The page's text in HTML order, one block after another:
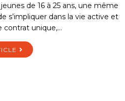
de 16 à 25 ans, une même
s’impliquer dans la vie active et
contrat unique,…